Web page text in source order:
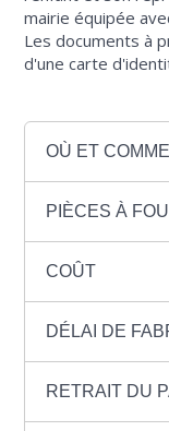
mairie équipée
Les documents à
d'une carte
OÙ ET
PIÈCES À
COÛT
DÉLAI DE
RETRAIT DU